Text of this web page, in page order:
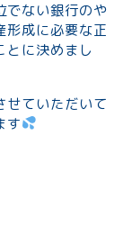
でない銀行のや
形成に必要な正
とに決めまし
せていただいて
す